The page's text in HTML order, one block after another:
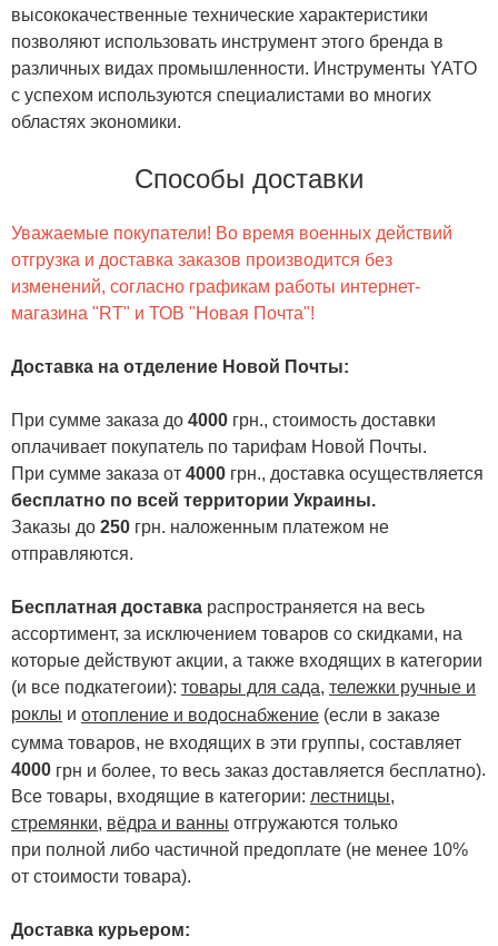
высококачественные технические характеристики
позволяют использовать инструмент этого бренда в
различных видах промышленности. Инструменты YATO
с успехом используются специалистами во многих
областях экономики.
Способы доставки
Уважаемые покупатели! Во время военных действий
отгрузка и доставка заказов производится без
изменений, согласно графикам работы интернет-
магазина "RT" и ТОВ "Новая Почта"!
Доставка на отделение Новой Почты:
При сумме заказа до 4000 грн., стоимость доставки
оплачивает покупатель по тарифам Новой Почты.
При сумме заказа от 4000 грн., доставка осуществляется
бесплатно по всей территории Украины.
Заказы до 250 грн. наложенным платежом не
отправляются.
Бесплатная доставка распространяется на весь
ассортимент, за исключением товаров со скидками, на
которые действуют акции, а также входящих в категории
(и все подкатегоии): товары для сада, тележки ручные и
роклы и отопление и водоснабжение (если в заказе
сумма товаров, не входящих в эти группы, составляет
4000 грн и более, то весь заказ доставляется бесплатно).
Все товары, входящие в категории: лестницы,
стремянки, вёдра и ванны отгружаются только
при полной либо частичной предоплате (не менее 10%
от стоимости товара).
Доставка курьером: